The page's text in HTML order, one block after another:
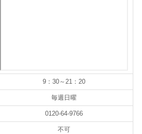
9：30～21：20
毎週日曜
0120-64-9766
不可